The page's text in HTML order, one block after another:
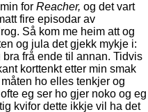
for Reacher, og det vart
fire episodar av
Så kom me heim att og
og jula det gjekk mykje i:
frå ende til annan. Tidvis
korttenkt etter min smak
ho elles tenkjer og
eg ser ho gjer noko og eg
kvifor dette ikkje vil ha det